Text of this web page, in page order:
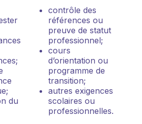
du
contrôle des
références ou
preuve de statut
professionnel;
cours
d’orientation ou
programme de
transition;
autres exigences
scolaires ou
professionnelles.